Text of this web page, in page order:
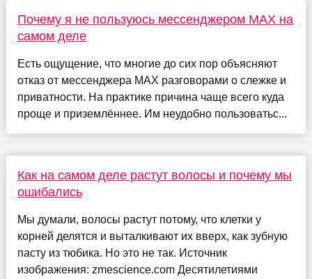
Почему я не пользуюсь мессенджером MAX на
самом деле
Есть ощущение, что многие до сих пор объясняют
отказ от мессенджера MAX разговорами о слежке и
приватности. На практике причина чаще всего куда
проще и приземлённее. Им неудобно пользоватьс...
Как на самом деле растут волосы и почему мы
ошибались
Мы думали, волосы растут потому, что клетки у
корней делятся и выталкивают их вверх, как зубную
пасту из тюбика. Но это не так. Источник
изображения: zmescience.com Десятилетиями